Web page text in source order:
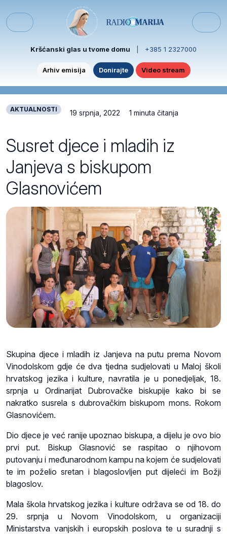
Menu
Kršćanski glas u tvome domu +385 1 2327000
Arhiv emisija Donirajte Video stream
AKTUALNOSTI 19 srpnja, 2022 1 minuta čitanja
Susret djece i mladih iz
Janjeva s biskupom
Glasnovićem
Skupina djece i mladih iz Janjeva na putu prema Novom
Vinodolskom gdje će dva tjedna sudjelovati u Maloj školi
hrvatskog jezika i kulture, navratila je u ponedjeljak, 18.
srpnja u Ordinarijat Dubrovačke biskupije kako bi se
nakratko susrela s dubrovačkim biskupom mons. Rokom
Glasnovićem.
Dio djece je već ranije upoznao biskupa, a dijelu je ovo bio
prvi put. Biskup Glasnović se raspitao o njihovom
putovanju i međunarodnom kampu na kojem će sudjelovati
te im poželio sretan i blagoslovljen put dijeleći im Božji
blagoslov.
Mala škola hrvatskog jezika i kulture održava se od 18. do
29. srpnja u Novom Vinodolskom, u organizaciji
Ministarstva vanjskih i europskih poslova te u suradnji s